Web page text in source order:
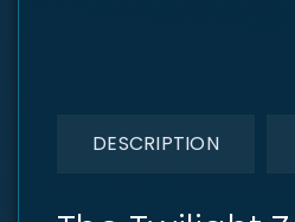
DESCRIPTION